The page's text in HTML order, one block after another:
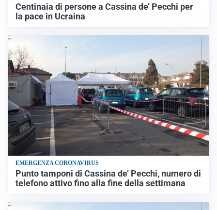
Centinaia di persone a Cassina de’ Pecchi per
la pace in Ucraina
EMERGENZA CORONAVIRUS
Punto tamponi di Cassina de’ Pecchi, numero di
telefono attivo fino alla fine della settimana